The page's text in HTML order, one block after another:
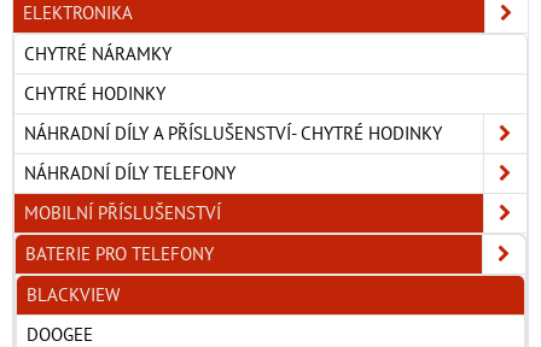
ELEKTRONIKA
CHYTRÉ NÁRAMKY
CHYTRÉ HODINKY
NÁHRADNÍ DÍLY A PŘÍSLUŠENSTVÍ- CHYTRÉ HODINKY
NÁHRADNÍ DÍLY TELEFONY
MOBILNÍ PŘÍSLUŠENSTVÍ
BATERIE PRO TELEFONY
BLACKVIEW
DOOGEE